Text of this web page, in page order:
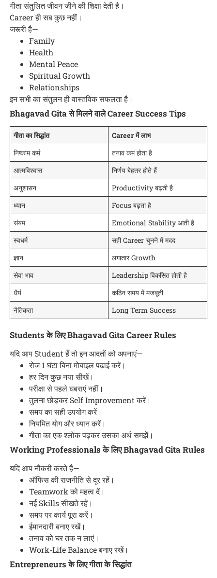
गीता संतुलित जीवन जीने की शिक्षा देती है।
Career ही सब कुछ नहीं।
जरूरी है—
Family
Health
Mental Peace
Spiritual Growth
Relationships
इन सभी का संतुलन ही वास्तविक सफलता है।
Bhagavad Gita से मिलने वाले Career Success Tips
गीता का सिद्धांत
Career में लाभ
निष्काम कर्म
तनाव कम होता है
आत्मविश्वास
निर्णय बेहतर होते हैं
अनुशासन
Productivity बढ़ती है
ध्यान
Focus बढ़ता है
संयम
Emotional Stability आती है
स्वधर्म
सही Career चुनने में मदद
ज्ञान
लगातार Growth
सेवा भाव
Leadership विकसित होती है
धैर्य
कठिन समय में मजबूती
नैतिकता
Long Term Success
Students के लिए Bhagavad Gita Career Rules
यदि आप Student हैं तो इन आदतों को अपनाएं—
रोज 1 घंटा बिना मोबाइल पढ़ाई करें।
हर दिन कुछ नया सीखें।
परीक्षा से पहले घबराएं नहीं।
तुलना छोड़कर Self Improvement करें।
समय का सही उपयोग करें।
नियमित योग और ध्यान करें।
गीता का एक श्लोक पढ़कर उसका अर्थ समझें।
Working Professionals के लिए Bhagavad Gita Rules
यदि आप नौकरी करते हैं—
ऑफिस की राजनीति से दूर रहें।
Teamwork को महत्व दें।
नई Skills सीखते रहें।
समय पर कार्य पूरा करें।
ईमानदारी बनाए रखें।
तनाव को घर तक न लाएं।
Work-Life Balance बनाए रखें।
Entrepreneurs के लिए गीता के सिद्धांत